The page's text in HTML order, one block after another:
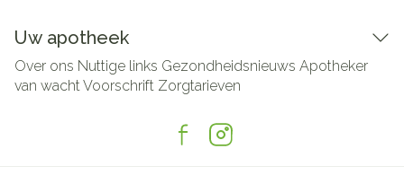
Uw apotheek
Over ons Nuttige links Gezondheidsnieuws Apotheker
van wachtVoorschrift Zorgtarieven